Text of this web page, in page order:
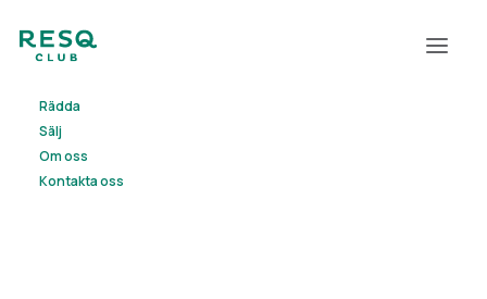
Rädda
Sälj
Om oss
Kontakta oss